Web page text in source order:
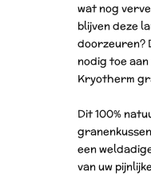
wat nog
blijven deze
doorzeuren?
nodig toe aan
Kryotherm
Dit 100%
een
van uw